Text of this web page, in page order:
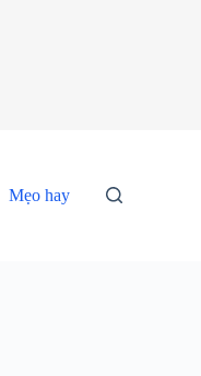
Mẹo hay